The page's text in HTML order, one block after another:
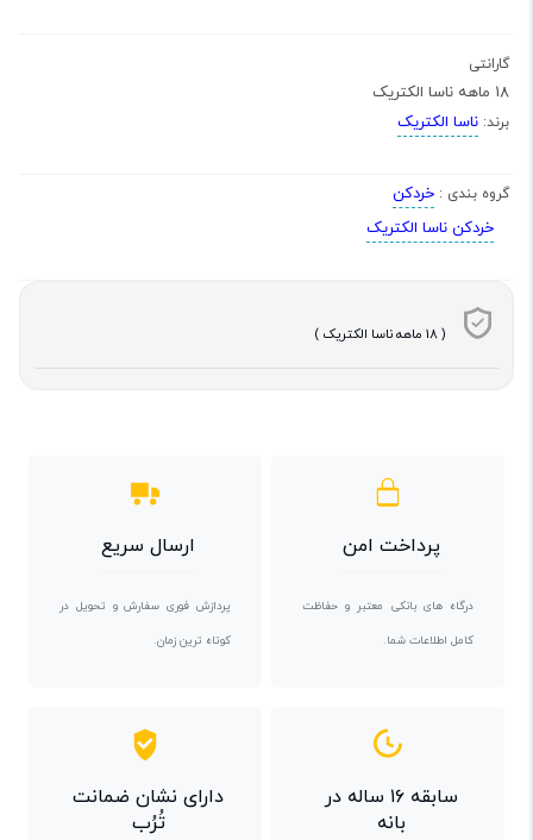
گارانتی
18 ماهه ناسا الکتریک
برند: ناسا الکتریک
گروه بندی : خردکن
خردکن ناسا الکتریک
( 18 ماهه ناسا الکتریک )
پرداخت امن
درگاه های بانکی معتبر و حفاظت
کامل اطلاعات شما.
ارسال سریع
پردازش فوری سفارش و تحویل در
کوتاه ترین زمان.
سابقه ۱۶ ساله در
بانه
دارای نشان ضمانت
تُرُب